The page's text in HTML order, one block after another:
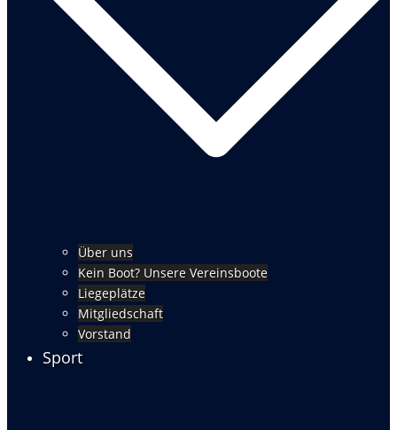
Über uns
Kein Boot? Unsere Vereinsboote
Liegeplätze
Mitgliedschaft
Vorstand
Sport